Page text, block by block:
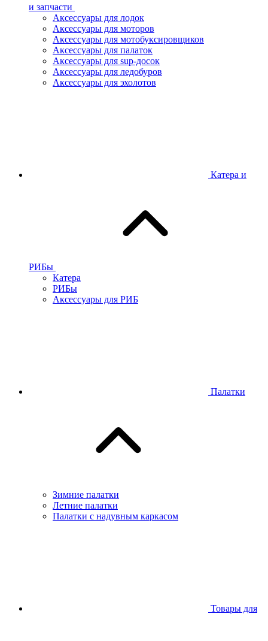
и запчасти
Аксессуары для лодок
Аксессуары для моторов
Аксессуары для мотобуксировщиков
Аксессуары для палаток
Аксессуары для sup-досок
Аксессуары для ледобуров
Аксессуары для эхолотов
Катера и
РИБы
Катера
РИБы
Аксессуары для РИБ
Палатки
Зимние палатки
Летние палатки
Палатки с надувным каркасом
Товары для